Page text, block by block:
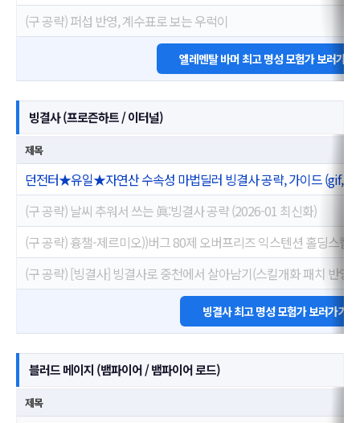
(구 공략) 퍼섭 반영, 계수표로 보는 우럭이
엘레멘탈 바머 최고 명성 모험가 보러가기
빙결사 (프로즌하트 / 이터널)
제목
던전터★유일★자연산 수속성 마법딜러 빙결사 공략, 가이드 (gif,데
(구 공략) 날씨 추워서 쓰는 眞:빙결사 공략 (2026-01 최신화)
(구 공략) 흉챌-제르미오))버그 80제 오버프리즈 익스텐션 홀딩스킬
(구 공략) [빙결사] 빙결사로 중천에서 살아남기(스킬개화 패치 반영)
빙결사 최고 명성 모험가 보러가기
블러드 메이지 (뱀파이어 / 뱀파이어 로드)
제목